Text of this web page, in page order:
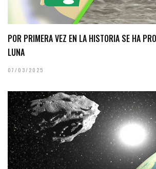
POR PRIMERA VEZ EN LA HISTORIA SE HA
LUNA
07/03/2025